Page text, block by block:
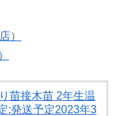
）
苗接木苗 2年生温
:発送予定2023年3